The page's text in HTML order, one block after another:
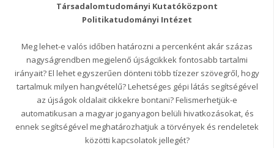
Társadalomtudományi Kutatóközpont
Politikatudományi Intézet
Meg lehet-e valós időben határozni a percenként akár százas
nagyságrendben megjelenő újságcikkek fontosabb tartalmi
irányait? El lehet egyszerűen dönteni több tízezer szövegről, hogy
tartalmuk milyen hangvételű? Lehetséges gépi látás segítségével
az újságok oldalait cikkekre bontani? Felismerhetjük-e
automatikusan a magyar joganyagon belüli hivatkozásokat, és
ennek segítségével meghatározhatjuk a törvények és rendeletek
közötti kapcsolatok jellegét?